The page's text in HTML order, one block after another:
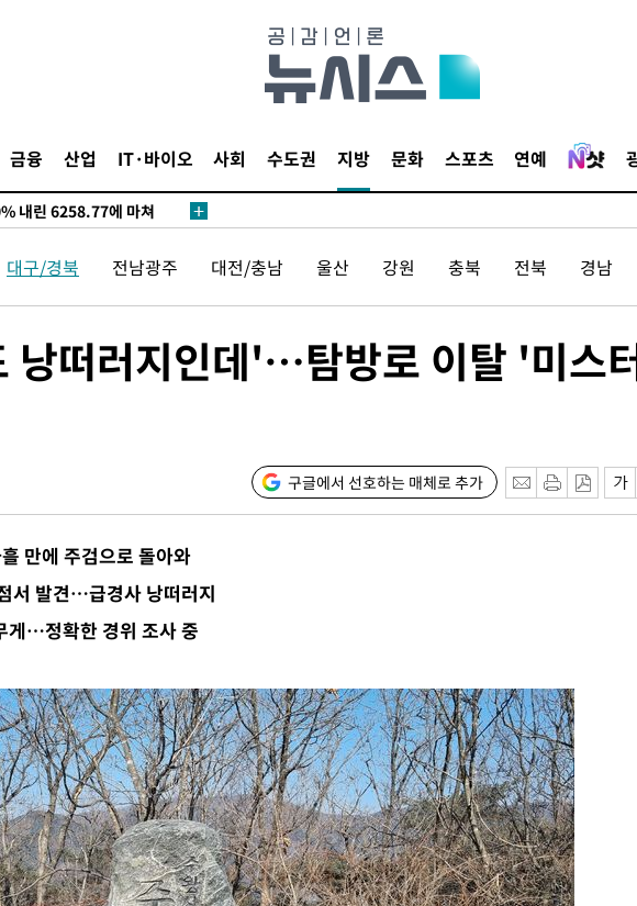
금융 산업 IT·바이오 사회 수도권 지방 문화 스포츠 연예
…"AI 메모리 수요 선제 대
이잔 투란VC 입단
798.81마감
원 마감
신용해 前교정본부장 기소
공분에 수사 재개"
태유 서울대 공대 교수…이
병호 구속기소
생 1850명 사망
경보, 폭염경보로 하향
관할 4개 면 특별재난지역
강원 많은 비[내일날씨]
바이잔 투란VC 입단
…한국 축구 '5승 2무'
린 798.81마감
내린 6258.77에 마쳐
원 마감
년 이후 첫 40도
신용해 前교정본부장 기소
대구/경북 전남광주 대전/충남 울산 강원 충북 전북 경남
낭떠러지인데'…탐방로 이탈 '미스
구글에서 선호하는 매체로 추가
만에 주검으로 돌아와
서 발견…급경사 낭떠러지
게…정확한 경위 조사 중